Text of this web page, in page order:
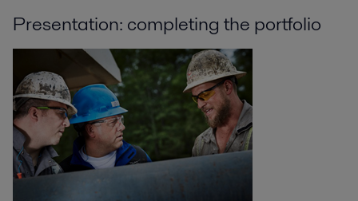
Presentation: completing the portfolio